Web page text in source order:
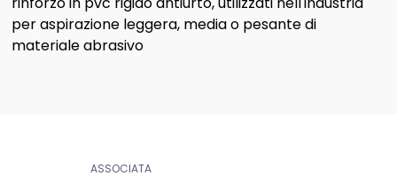
per aspirazione leggera, media o pesante di
materiale abrasivo
ASSOCIATA